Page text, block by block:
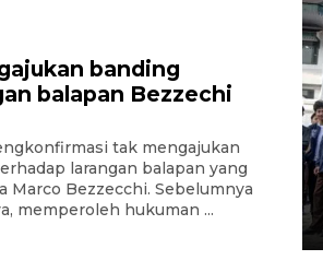
banding
balapan Bezzechi
tak mengajukan
larangan balapan yang
Marco Bezzecchi. Sebelumnya
memperoleh hukuman ...
Kesehatan Yogyakarta
sinergi dengan
Biro DIY
2026 17:24 WIB